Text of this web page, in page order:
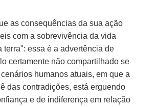
as consequências da sua ação
com a sobrevivência da vida
terra": essa é a advertência de
certamente não compartilhado se
humanos atuais, em que a
das contradições, está erguendo
e de indiferença em relação